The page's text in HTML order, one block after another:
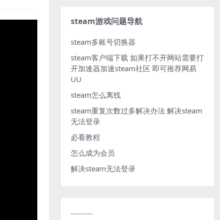
steam游戏问题导航
steam多账号切换器
steam客户端下载 如果打不开网站需要打
开加速器加速steam社区 即可推荐网易
UU
steam怎么离线
steam重复次数过多解决办法 解决steam
无法登录
必看教程
怎么成为会员
解决steam无法登录
---------